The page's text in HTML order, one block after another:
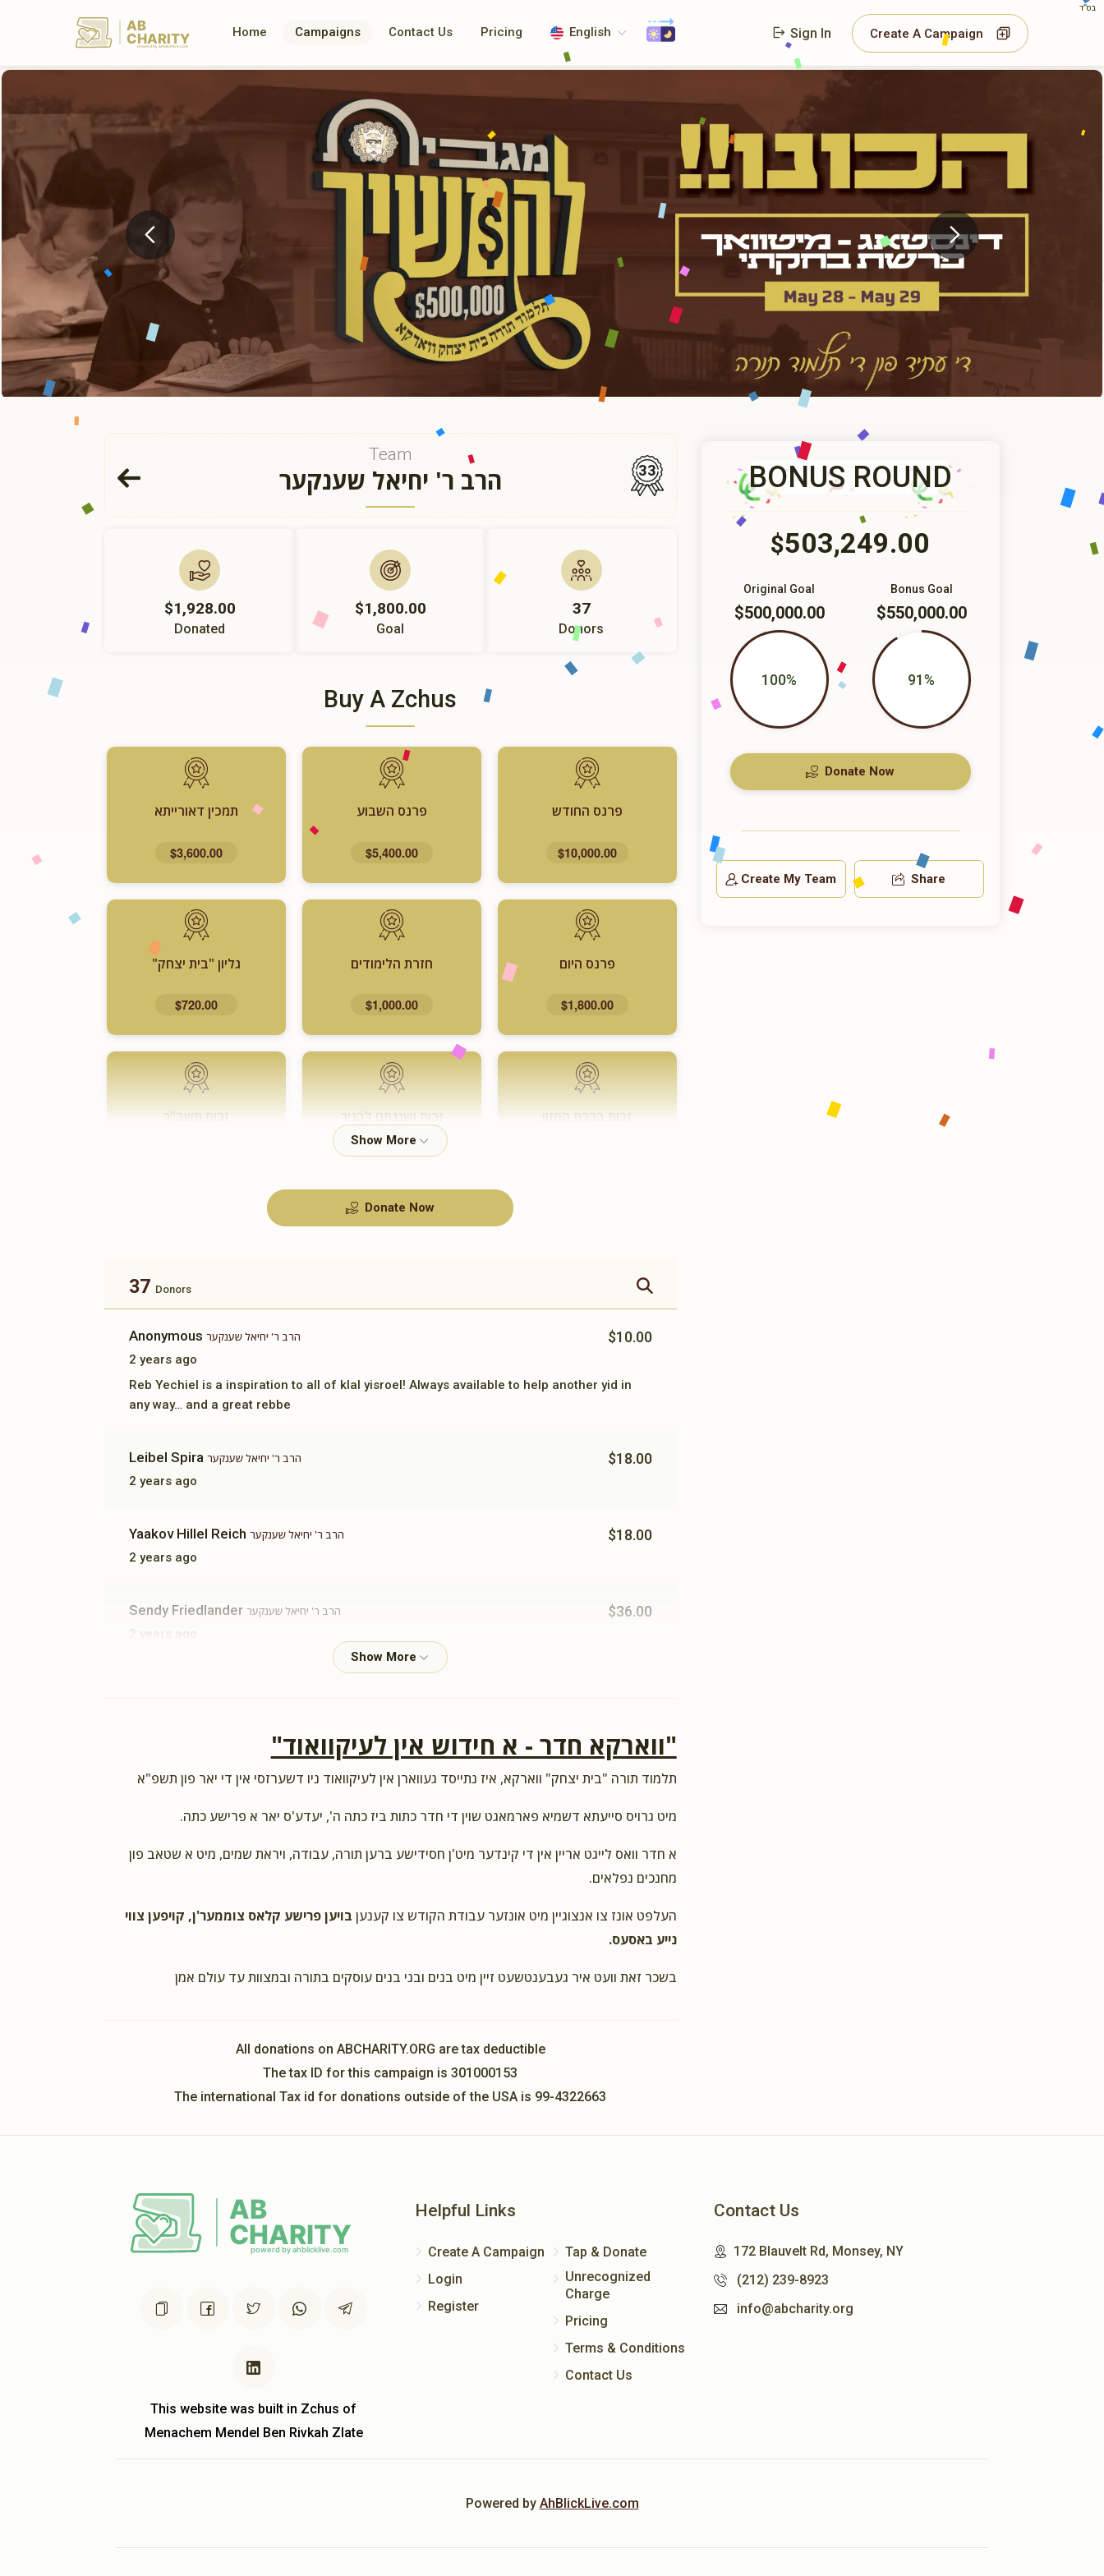
בס"ד
AB
CHARITY
powerd by ahblicklive.com
Home Campaigns Contact Us Pricing English Sign In Create A Campaign
Team
הרב ר' יחיאל שענקער 33
$1,928.00
Donated
$1,800.00
Goal
37
Donors
Buy A Zchus
פרנס החודש
$10,000.00
פרנס השבוע
$5,400.00
תמכין דאורייתא
$3,600.00
פרנס היום
$1,800.00
חזרת הלימודים
$1,000.00
גליון "בית יצחק"
$720.00
זכות ברכת המזון זכות ושננתם לבניך
$360.00
זכות תשב"ר
$100.00
Donate Now
37 Donors
Anonymous הרב ר' יחיאל שענקער
2 years ago
$10.00
Reb Yechiel is a inspiration to all of klal yisroel! Always available to help another yid in
any way… and a great rebbe
Leibel Spira הרב ר' יחיאל שענקער
2 years ago
$18.00
Yaakov Hillel Reich הרב ר' יחיאל שענקער
2 years ago
$18.00
Sendy Friedlander הרב ר' יחיאל שענקער
2 years ago
$36.00
Shalom Twerski הרב ר' יחיאל שענקער
2 years ago
Dovid Murik
הרב ר' יחיאל שענקער
$10.00
"ווארקא חדר - א חידוש אין לעיקוואוד"
תלמוד תורה "בית יצחק" ווארקא, איז נתייסד געווארן אין לעיקוואוד ניו דשערזסי אין די יאר פון תשפ"א
מיט גרויס סייעתא דשמיא פארמאגט שוין די חדר כתות ביז כתה ה', יעדע'ס יאר א פרישע כתה.
א חדר וואס לייגט אריין אין די קינדער מיט'ן חסידישע ברען תורה, עבודה, ויראת שמים, מיט א שטאב פון
מחנכים נפלאים.
העלפט אונז צו אנצוגיין מיט אונזער עבודת הקודש צו קענען בויען פרישע קלאס צוממער'ן, קויפען צווי
נייע באסעס.
בשכר זאת וועט איר געבענטשעט זיין מיט בנים ובני בנים עוסקים בתורה ובמצוות עד עולם אמן
All donations on ABCHARITY.ORG are tax deductible
The tax ID for this campaign is 301000153
The international Tax id for donations outside of the USA is 99-4322663
BONUS ROUND
$503,249.00
Bonus Goal
$550,000.00
91%
Original Goal
$500,000.00
100%
Donate Now
Create My Team Share
This website was built in Zchus of
Menachem Mendel Ben Rivkah Zlate
Helpful Links
Create A Campaign
Login
Register
Tap & Donate
Unrecognized
Charge
Pricing
Terms & Conditions
Contact Us
Contact Us
172 Blauvelt Rd, Monsey, NY
(212) 239-8923
info@abcharity.org
Powered by AhBlickLive.com